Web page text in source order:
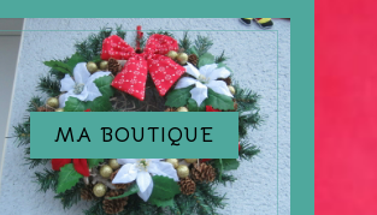
MA BOUTIQUE